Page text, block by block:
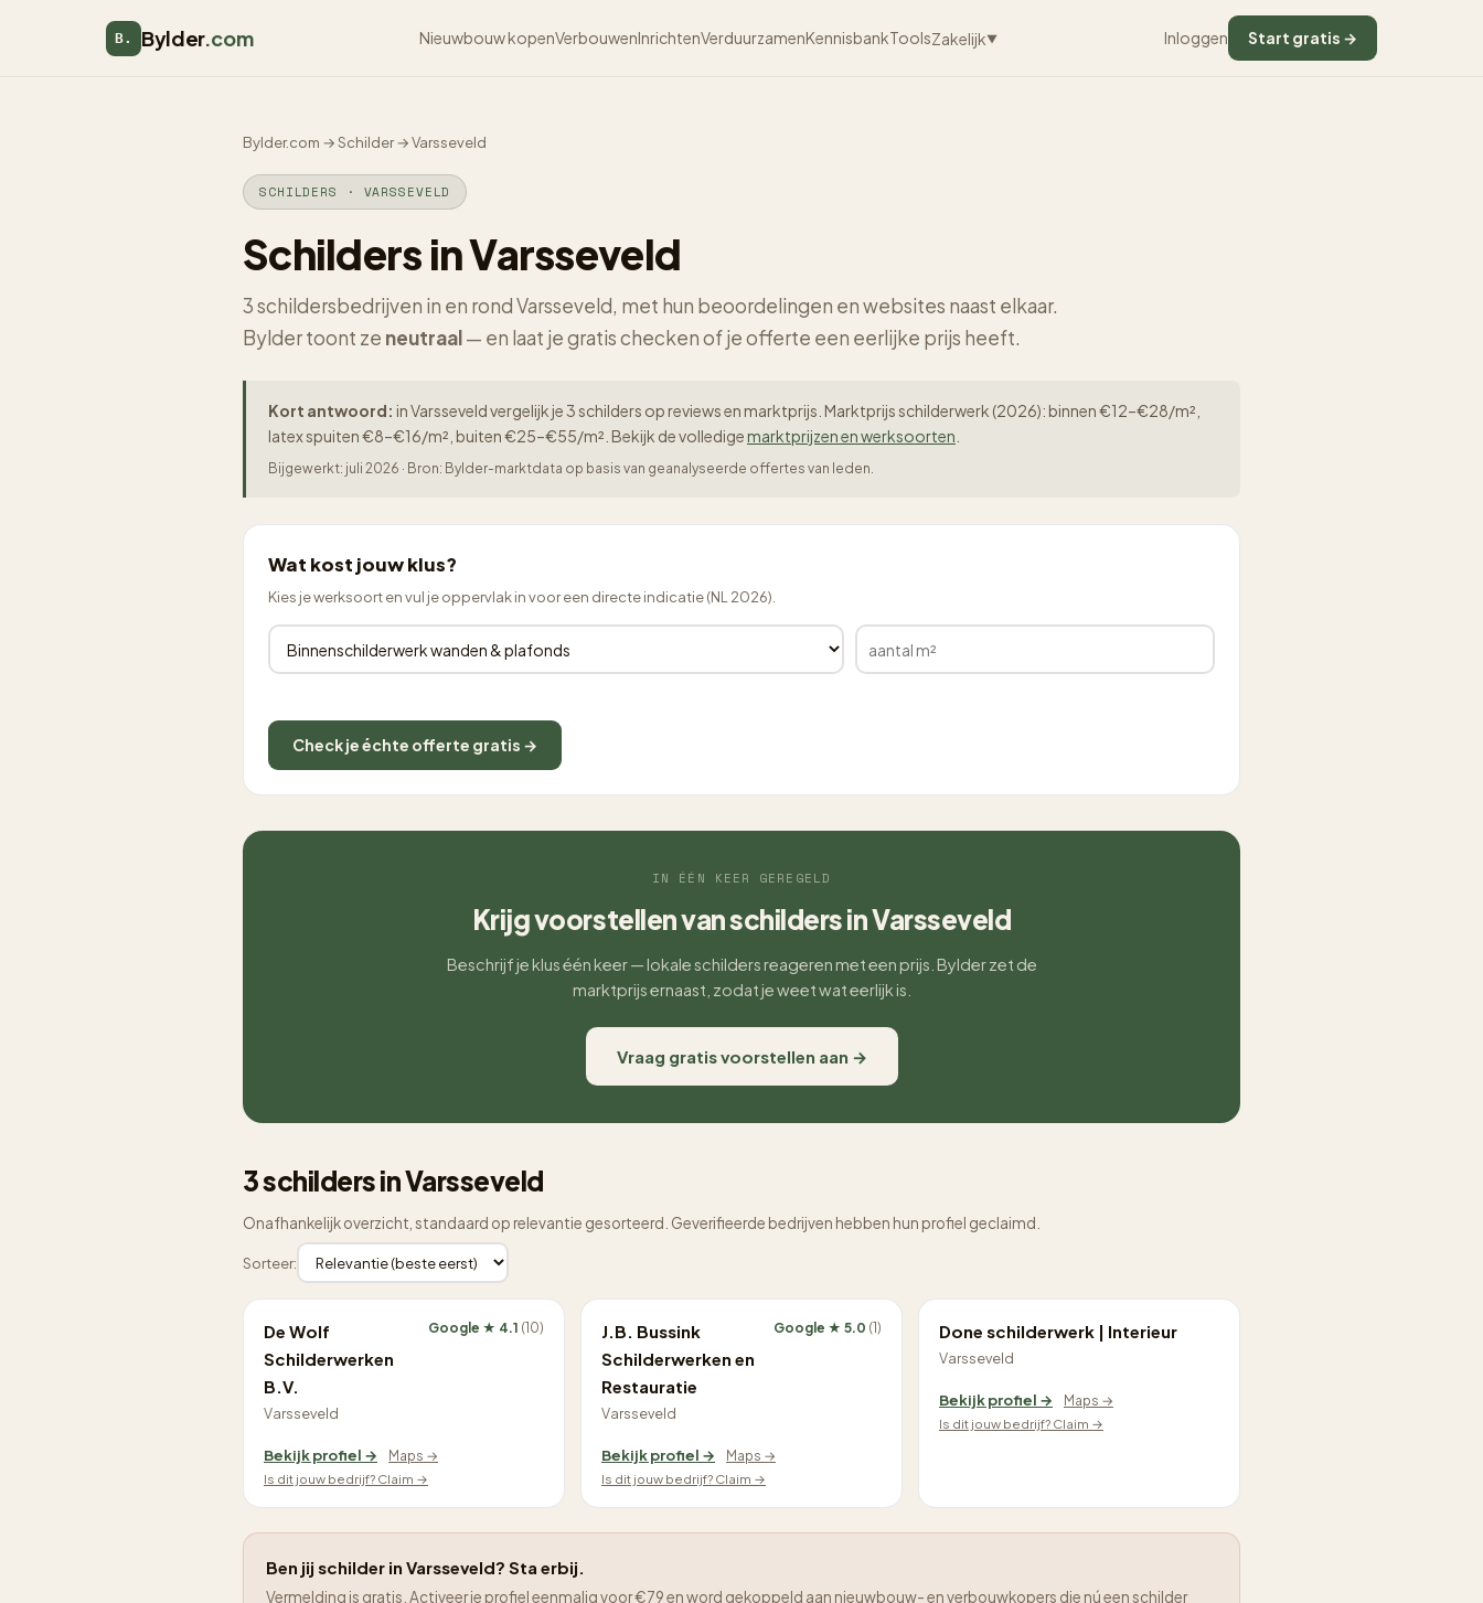
B. Bylder.com Nieuwbouw kopenVerbouwenInrichtenVerduurzamenKennisbankToolsZakelijk▼ Inloggen Start gratis →
Bylder.com →Schilder→Varsseveld
SCHILDERS · VARSSEVELD
Schilders in Varsseveld
3 schildersbedrijven in en rond Varsseveld, met hun beoordelingen en websites naast elkaar.
Bylder toont ze neutraal— en laat je gratis checken of je offerte een eerlijke prijs heeft.
Kort antwoord: in Varsseveld vergelijk je 3 schilders op reviews en marktprijs. Marktprijs schilderwerk (2026): binnen €12–€28/m²,
latex spuiten €8–€16/m², buiten €25–€55/m². Bekijk de volledigemarktprijzen en werksoorten
Bijgewerkt: juli 2026 · Bron: Bylder-marktdata op basis van geanalyseerde offertes van leden.
Wat kost jouw klus?
Kies je werksoort en vul je oppervlak in voor een directe indicatie (NL 2026).
Check je échte offerte gratis →
IN ÉÉN KEER GEREGELD
Krijg voorstellen van schilders in Varsseveld
Beschrijf je klus één keer — lokale schilders reageren met een prijs. Bylder zet de
marktprijs ernaast, zodat je weet wat eerlijk is.
Vraag gratis voorstellen aan →
3 schilders in Varsseveld
Onafhankelijk overzicht, standaard op relevantie gesorteerd. Geverifieerde bedrijven hebben hun profiel geclaimd.
Sorteer:
De Wolf
Schilderwerken
B.V.
Varsseveld
Google ★ 4.1 (10)
Bekijk profiel →
Maps →
Is dit jouw bedrijf? Claim →
J.B. Bussink
Schilderwerken en
Restauratie
Varsseveld
Google ★ 5.0 (1)
Bekijk profiel →
Maps →
Is dit jouw bedrijf? Claim →
Done schilderwerk | Interieur
Varsseveld
Bekijk profiel →
Maps →
Is dit jouw bedrijf? Claim →
Ben jij schilder in Varsseveld? Sta erbij.
Vermelding is gratis. Activeer je profiel eenmalig voor €79 en word gekoppeld aan nieuwbouw- en verbouwkopers die nú een schilder